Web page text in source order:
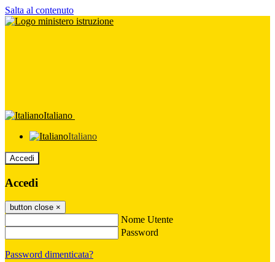
Salta al contenuto
Italiano
Italiano
Accedi
Accedi
button close ×
Nome Utente
Password
Password dimenticata?